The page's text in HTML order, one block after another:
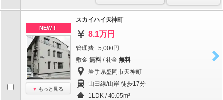
NEW！
もっと見る
スカイハイ天神町
8.1万円
管理費 : 5,000円
敷金 無料 / 礼金 無料
岩手県盛岡市天神町
山田線/山岸 徒歩17分
1LDK / 40.05m²